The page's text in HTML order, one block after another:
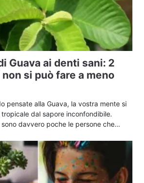
Guava ai denti sani: 2
si può fare a meno
pensate alla Guava, la vostra mente si
dal sapore inconfondibile.
davvero poche le persone che…